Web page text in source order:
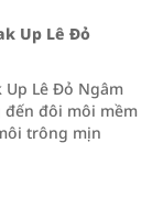
Up Lê Đỏ
Up Lê Đỏ Ngâm
đôi môi mềm
trông mịn